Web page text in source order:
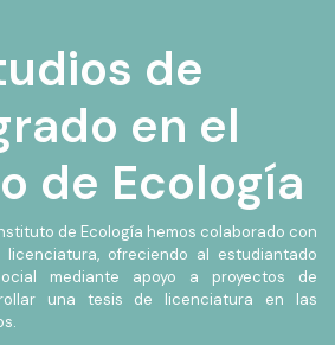
de
en el
de Ecología
de Ecología hemos colaborado con
licenciatura, ofreciendo al estudiantado
mediante apoyo a proyectos de
una tesis de licenciatura en las